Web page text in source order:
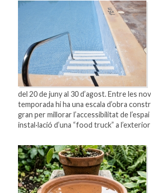
del 20 de juny al 30 d’agost. Entre les
temporada hi ha una escala d’obra
gran per millorar l’accessibilitat de
instal·lació d’una “food truck” a